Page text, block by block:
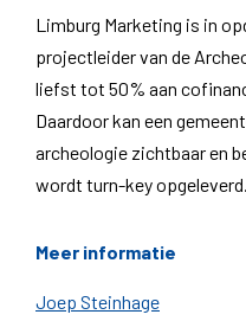
Limburg Marketing is in
projectleider van de
liefst tot 50% aan
Daardoor kan een
archeologie zichtbaar en
wordt turn-key opgeleverd.
Meer informatie
Joep Steinhage